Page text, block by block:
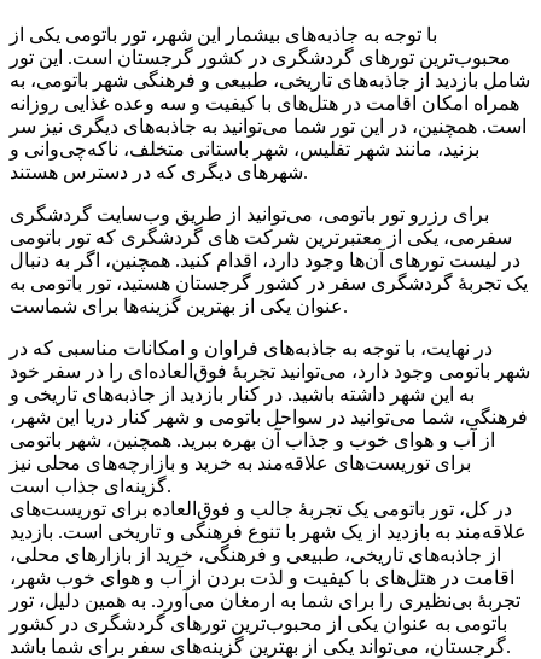
با توجه به جاذبه‌های بیشمار این شهر، تور باتومی یکی از
محبوب‌ترین تورهای گردشگری در کشور گرجستان است. این تور
شامل بازدید از جاذبه‌های تاریخی، طبیعی و فرهنگی شهر باتومی، به
همراه امکان اقامت در هتل‌های با کیفیت و سه وعده غذایی روزانه
است. همچنین، در این تور شما می‌توانید به جاذبه‌های دیگری نیز سر
بزنید، مانند شهر تفلیس، شهر باستانی متخلف، ناکه‌چی‌وانی و
شهرهای دیگری که در دسترس هستند.
برای رزرو تور باتومی، می‌توانید از طریق وب‌سایت‌ گردشگری
سفرمی، یکی از معتبرترین شرکت های گردشگری که تور باتومی
در لیست تورهای آن‌ها وجود دارد، اقدام کنید. همچنین، اگر به دنبال
یک تجربهٔ گردشگری سفر در کشور گرجستان هستید، تور باتومی به
عنوان یکی از بهترین گزینه‌ها برای شماست.
در نهایت، با توجه به جاذبه‌های فراوان و امکانات مناسبی که در
شهر باتومی وجود دارد، می‌توانید تجربهٔ فوق‌العاده‌ای را در سفر خود
به این شهر داشته باشید. در کنار بازدید از جاذبه‌های تاریخی و
فرهنگی، شما می‌توانید در سواحل باتومی و شهر کنار دریا این شهر،
از آب و هوای خوب و جذاب آن بهره ببرید. همچنین، شهر باتومی
برای توریست‌های علاقه‌مند به خرید و بازارچه‌های محلی نیز
گزینه‌ای جذاب است.
در کل، تور باتومی یک تجربهٔ جالب و فوق‌العاده برای توریست‌های
علاقه‌مند به بازدید از یک شهر با تنوع فرهنگی و تاریخی است. بازدید
از جاذبه‌های تاریخی، طبیعی و فرهنگی، خرید از بازارهای محلی،
اقامت در هتل‌های با کیفیت و لذت بردن از آب و هوای خوب شهر،
تجربهٔ بی‌نظیری را برای شما به ارمغان می‌آورد. به همین دلیل، تور
باتومی به عنوان یکی از محبوب‌ترین تورهای گردشگری در کشور
گرجستان، می‌تواند یکی از بهترین گزینه‌های سفر برای شما باشد.